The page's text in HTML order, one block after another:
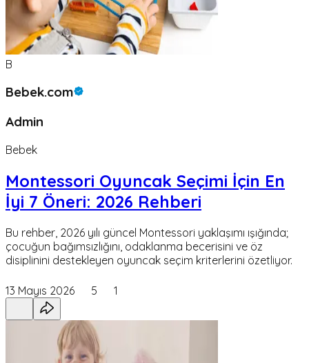
B
Bebek.com
Admin
Bebek
Montessori Oyuncak Seçimi İçin En
İyi 7 Öneri: 2026 Rehberi
Bu rehber, 2026 yılı güncel Montessori yaklaşımı ışığında;
çocuğun bağımsızlığını, odaklanma becerisini ve öz
disiplinini destekleyen oyuncak seçim kriterlerini özetliyor.
13 Mayıs 2026 5 1